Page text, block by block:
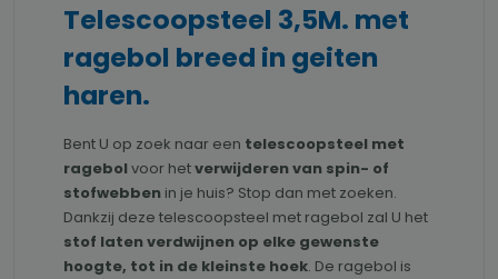
Telescoopsteel 3,5M. met
ragebol breed in geiten
haren.
Bent U op zoek naar een telescoopsteel met
ragebol voor hetverwijderen van spin- of
stofwebben in je huis? Stop dan met zoeken.
Dankzij deze telescoopsteel met ragebol zal U het
stof laten verdwijnen op elke gewenste
hoogte, tot in de kleinste hoek. De ragebol is